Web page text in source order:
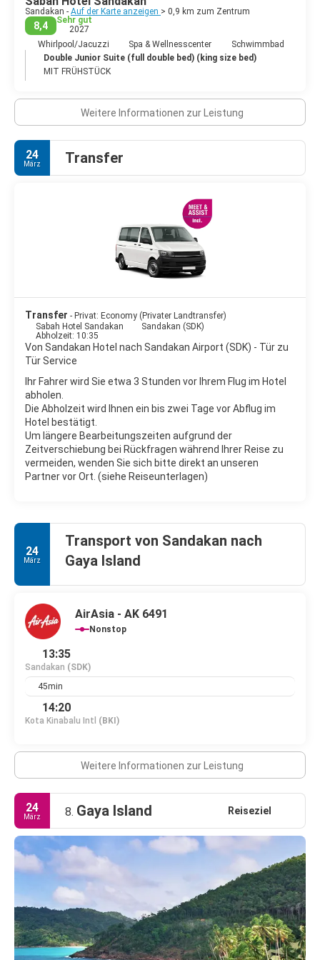
- Turtle Islands Park. Drei Inseln im Sulu-Meer, wo man
Schildkröten beim Eierlegen beobachten und auch den
Schildkrötenschutz in Aktion sehen kann.
Sandakan - Auf der Karte anzeigen > 0,9 km zum Zentrum
8,4
Sehr gut
2027
Whirlpool/Jacuzzi
Spa & Wellnesscenter
Schwimmbad
Double Junior Suite (full double bed) (king size bed)
MIT FRÜHSTÜCK
Weitere Informationen zur Leistung
24
März Transfer
Transfer - Privat: Economy (Privater Landtransfer)
Sabah Hotel Sandakan
Sandakan (SDK)
Abholzeit: 10:35
Von Sandakan Hotel nach Sandakan Airport (SDK) - Tür zu
Tür Service
Ihr Fahrer wird Sie etwa 3 Stunden vor Ihrem Flug im Hotel
abholen.
Die Abholzeit wird Ihnen ein bis zwei Tage vor Abflug im
Hotel bestätigt.
Um längere Bearbeitungszeiten aufgrund der
Zeitverschiebung bei Rückfragen während Ihrer Reise zu
vermeiden, wenden Sie sich bitte direkt an unseren
Partner vor Ort. (siehe Reiseunterlagen)
24
März
Transport von Sandakan nach
Gaya Island
AirAsia - AK 6491
Nonstop
13:35
Sandakan (SDK)
45min
14:20
Kota Kinabalu Intl (BKI)
Weitere Informationen zur Leistung
24
März 8. Gaya Island Reiseziel